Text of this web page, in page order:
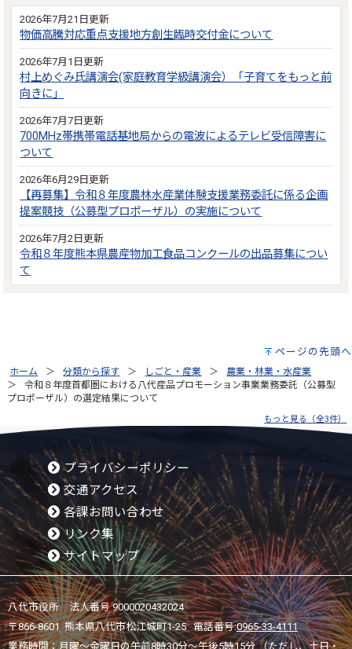
2026年7月21日更新
物価高騰対応重点支援地方創生臨時交付金について
2026年7月1日更新
村上めぐみ氏講演会(家庭教育学級講演会）「子育てをもっと前
向きに」
2026年7月7日更新
700MHz帯携帯電話基地局からの電波によるテレビ受信障害に
ついて
2026年6月29日更新
【再募集】令和８年度農林水産業体験支援業務委託に係る企画
提案競技（公募型プロポーザル）の実施について
2026年7月2日更新
令和８年度熊本県農産物加工食品コンクールの出品募集につい
て
ページの先頭へ
ホーム 分類から探す しごと・産業
農業・林業・水産業
令和８年度首都圏における八代産品プロモーション事業業務委託（公募型
プロポーザル）の選定結果について
もっと見る（全3件）
プライバシーポリシー
交通アクセス
各課お問い合わせ
リンク集
サイトマップ
八代市役所 法人番号 9000020432024
〒866-8601 熊本県八代市松江城町1-25 電話番号:0965-33-4111
業務時間：月曜～金曜日の午前8時30分～午後5時15分 （ただし、土日・